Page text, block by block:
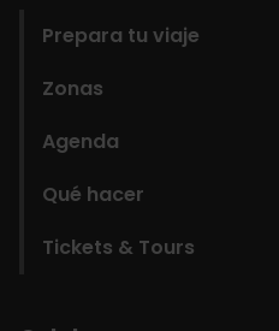
Prepara tu viaje
Zonas
Agenda
Qué hacer
Tickets & Tours